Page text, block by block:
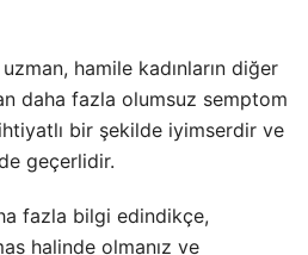
hamile kadınların diğer
daha fazla olumsuz semptom
bir şekilde iyimserdir ve
geçerlidir.
fazla bilgi edindikçe,
halinde olmanız ve